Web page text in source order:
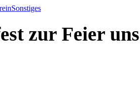
Sonstiges
zur Feier